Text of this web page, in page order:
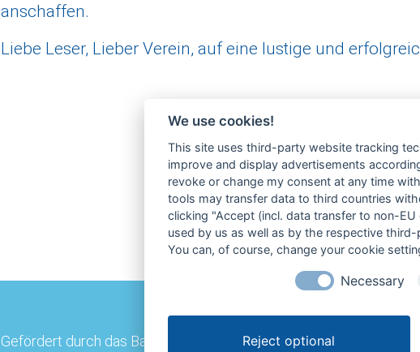
anschaffen.
Liebe Leser, Lieber Verein, auf eine lustige und
Gefördert durch das Bayerische Staatsministerium
We use cookies!
This site uses third-party website tracking
improve and display advertisements
revoke or change my consent at any time
tools may transfer data to third countries
clicking "Accept (incl. data transfer to non-
used by us as well as by the respective
You can, of course, change your cookie
Necessary
Reject optional